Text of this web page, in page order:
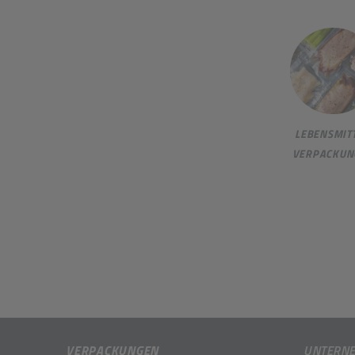
VERPACKUNGEN